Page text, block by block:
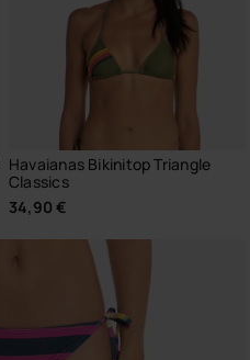
Havaianas Bikinitop Triangle
Classics
34,90 €